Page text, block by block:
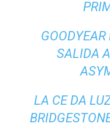
SALIDA
LA CE DA